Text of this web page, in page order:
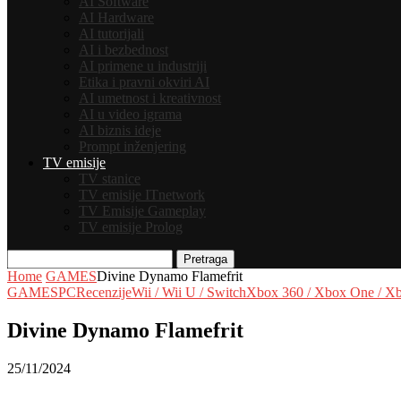
AI Hardware
AI tutorijali
AI i bezbednost
AI primene u industriji
Etika i pravni okviri AI
AI umetnost i kreativnost
AI u video igrama
AI biznis ideje
Prompt inženjering
TV emisije
TV stanice
TV emisije ITnetwork
TV Emisije Gameplay
TV emisije Prolog
Pretraga
Home GAMESDivine Dynamo Flamefrit
GAMESPCRecenzijeWii / Wii U / SwitchXbox 360 / Xbox One /
Divine Dynamo Flamefrit
25/11/2024